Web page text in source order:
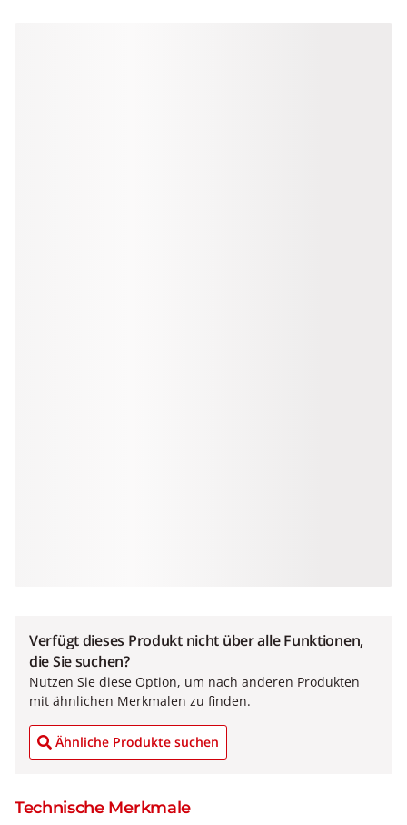
Verfügt dieses Produkt nicht über alle Funktionen,
die Sie suchen?
Nutzen Sie diese Option, um nach anderen Produkten
mit ähnlichen Merkmalen zu finden.
Ähnliche Produkte suchen
Technische Merkmale